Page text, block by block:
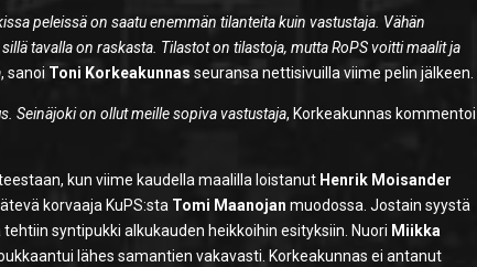
peleissä on saatu enemmän tilanteita kuin vastustaja. Vähän
tavalla on raskasta. Tilastot on tilastoja, mutta RoPS voitti maalit ja
, sanoi Toni Korkeakunnas seuransa nettisivuilla viime pelin jälkeen.
Seinäjoki on ollut meille sopiva vastustaja, Korkeakunnas kommentoi
kun viime kaudella maalilla loistanut Henrik Moisander
korvaaja KuPS:sta Tomi Maanojan muodossa. Jostain syystä
syntipukki alkukauden heikkoihin esityksiin. Nuori Miikka
lähes samantien vakavasti. Korkeakunnas ei antanut